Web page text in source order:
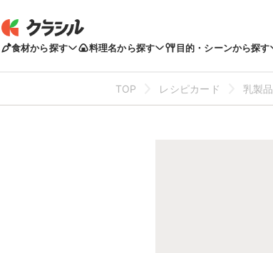
食材から探す 料理名から探す 目的・シーンから探す
TOP レシピカード 乳製品